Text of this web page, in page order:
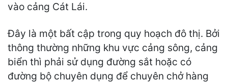
vào cảng Cát Lái.
Đây là một bất cập trong quy hoạch đô thị. Bởi
thông thường những khu vực cảng sông, cảng
biển thì phải sử dụng đường sắt hoặc có
đường bộ chuyên dụng để chuyên chở hàng